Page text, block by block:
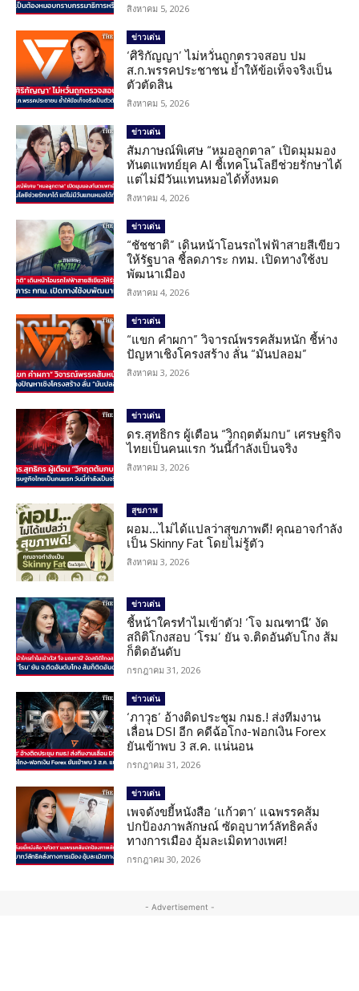
สิงหาคม 5, 2026
ข่าวเด่น
‘ศิริกัญญา’ ไม่หวั่นถูกตรวจสอบ ปม
ส.ก.พรรคประชาชน ย้ำให้ข้อเท็จจริงเป็น
ตัวตัดสิน
สิงหาคม 5, 2026
ข่าวเด่น
สัมภาษณ์พิเศษ “หมอลูกตาล” เปิดมุมมอง
ทันตแพทย์ยุค AI ชี้เทคโนโลยีช่วยรักษาได้
แต่ไม่มีวันแทนหมอได้ทั้งหมด
สิงหาคม 4, 2026
ข่าวเด่น
“ชัชชาติ” เดินหน้าโอนรถไฟฟ้าสายสีเขียว
ให้รัฐบาล ชี้ลดภาระ กทม. เปิดทางใช้งบ
พัฒนาเมือง
สิงหาคม 4, 2026
ข่าวเด่น
“แขก คำผกา” วิจารณ์พรรคส้มหนัก ชี้ห่าง
ปัญหาเชิงโครงสร้าง ลั่น “มันปลอม”
สิงหาคม 3, 2026
ข่าวเด่น
ดร.สุทธิกร ผู้เตือน “วิกฤตต้มกบ” เศรษฐกิจ
ไทยเป็นคนแรก วันนี้กำลังเป็นจริง
สิงหาคม 3, 2026
สุขภาพ
ผอม…ไม่ได้แปลว่าสุขภาพดี! คุณอาจกำลัง
เป็น Skinny Fat โดยไม่รู้ตัว
สิงหาคม 3, 2026
ข่าวเด่น
ชี้หน้าใครทำไมเข้าตัว! ‘โจ มณฑานี’ งัด
สถิติโกงสอบ ‘โรม’ ยัน จ.ติดอันดับโกง ส้ม
ก็ติดอันดับ
กรกฎาคม 31, 2026
ข่าวเด่น
‘ภาวุธ’ อ้างติดประชุม กมธ.! ส่งทีมงาน
เลื่อน DSI อีก คดีฉ้อโกง-ฟอกเงิน Forex
ยันเข้าพบ 3 ส.ค. แน่นอน
กรกฎาคม 31, 2026
ข่าวเด่น
เพจดังขยี้หนังสือ ‘แก้วตา’ แฉพรรคส้ม
ปกป้องภาพลักษณ์ ซัดอุบาทว์ลัทธิคลั่ง
ทางการเมือง อุ้มละเมิดทางเพศ!
กรกฎาคม 30, 2026
- Advertisement -